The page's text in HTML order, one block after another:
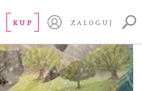
KUP ZALOGUJ